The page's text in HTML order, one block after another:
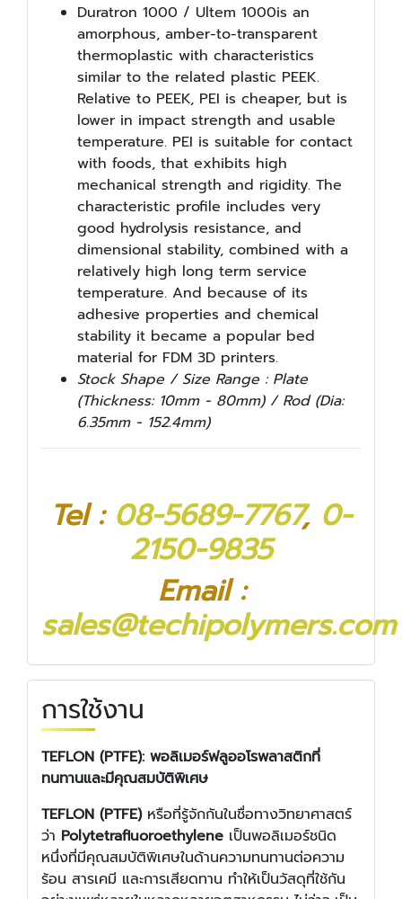
Duratron 1000 / Ultem 1000is an
amorphous, amber-to-transparent
thermoplastic with characteristics
similar to the related plastic PEEK.
Relative to PEEK, PEI is cheaper, but is
lower in impact strength and usable
temperature. PEI is suitable for contact
with foods, that exhibits high
mechanical strength and rigidity. The
characteristic profile includes very
good hydrolysis resistance, and
dimensional stability, combined with a
relatively high long term service
temperature. And because of its
adhesive properties and chemical
stability it became a popular bed
material for FDM 3D printers.
Stock Shape / Size Range : Plate
(Thickness: 10mm - 80mm) / Rod (Dia:
6.35mm - 152.4mm)
Tel : 08-5689-7767, 0-
2150-9835
Email :
sales@techipolymers.com
การใช้งาน
TEFLON (PTFE): พอลิเมอร์ฟลูออโรพลาสติกที่
ทนทานและมีคุณสมบัติพิเศษ
TEFLON (PTFE)หรือที่รู้จักกันในชื่อทางวิทยาศาสตร์
ว่า Polytetrafluoroethylene เป็นพอลิเมอร์ชนิด
หนึ่งที่มีคุณสมบัติพิเศษในด้านความทนทานต่อความ
ร้อน สารเคมี และการเสียดทาน ทำให้เป็นวัสดุที่ใช้กัน